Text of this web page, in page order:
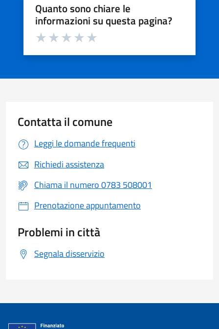
Quanto sono chiare le
informazioni su questa pagina?
Valuta da 1 a 5 stelle la pagina
Contatta il comune
Leggi le domande frequenti
Richiedi assistenza
Chiama il numero 0783 508001
Prenotazione appuntamento
Problemi in città
Segnala disservizio